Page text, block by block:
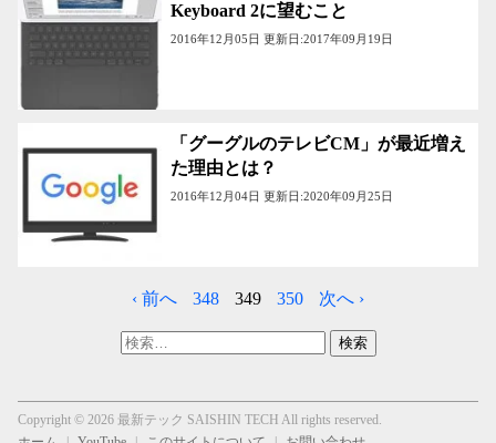
Keyboard 2に望むこと
2016年12月05日 更新日:2017年09月19日
「グーグルのテレビCM」が最近増え
た理由とは？
2016年12月04日 更新日:2020年09月25日
‹ 前へ 348 349 350 次へ ›
検
Copyright © 2026 最新テック SAISHIN TECH All rights reserved.